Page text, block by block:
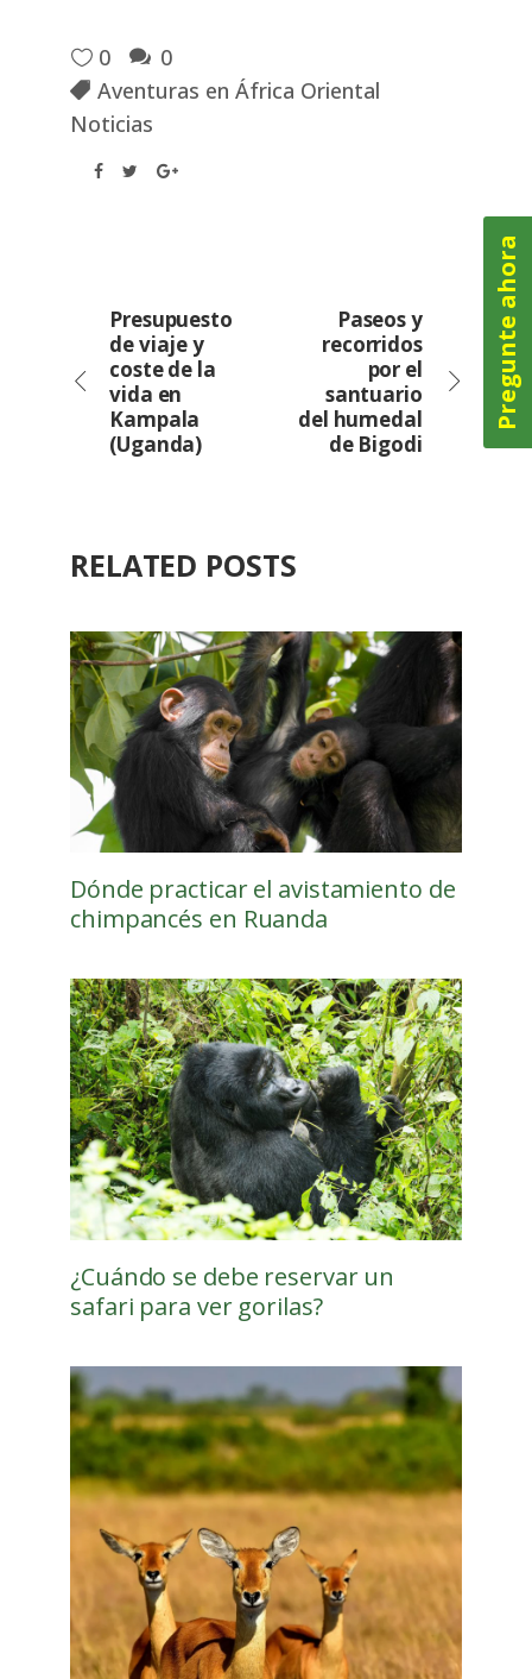
0
0
Aventuras en África Oriental
Noticias
Presupuesto
de viaje y
coste de la
vida en
Kampala
(Uganda)
Paseos y
recorridos
por el
santuario
del humedal
de Bigodi
RELATED POSTS
Dónde practicar el avistamiento de
chimpancés en Ruanda
¿Cuándo se debe reservar un
safari para ver gorilas?
Pregunte ahora